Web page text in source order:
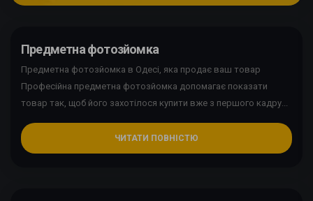
Предметна фотозйомка
Предметна фотозйомка в Одесі, яка продає ваш товар
Професійна предметна фотозйомка допомагає показати
товар так, щоб його захотілося купити вже з першого кадру...
ЧИТАТИ ПОВНІСТЮ